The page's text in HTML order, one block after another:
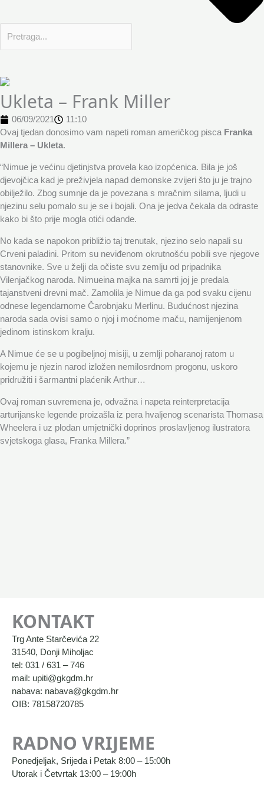
Ukleta – Frank Miller
06/09/2021
11:10
Ovaj tjedan donosimo vam napeti roman američkog pisca Franka
Millera – Ukleta.
“Nimue je većinu djetinjstva provela kao izopćenica. Bila je još
djevojčica kad je preživjela napad demonske zvijeri što ju je trajno
obilježilo. Zbog sumnje da je povezana s mračnim silama, ljudi u
njezinu selu pomalo su je se i bojali. Ona je jedva čekala da odraste
kako bi što prije mogla otići odande.
No kada se napokon približio taj trenutak, njezino selo napali su
Crveni paladini. Pritom su neviđenom okrutnošću pobili sve njegove
stanovnike. Sve u želji da očiste svu zemlju od pripadnika
Vilenjačkog naroda. Nimueina majka na samrti joj je predala
tajanstveni drevni mač. Zamolila je Nimue da ga pod svaku cijenu
odnese legendarnome Čarobnjaku Merlinu. Budućnost njezina
naroda sada ovisi samo o njoj i moćnome maču, namijenjenom
jedinom istinskom kralju.
A Nimue će se u pogibeljnoj misiji, u zemlji poharanoj ratom u
kojemu je njezin narod izložen nemilosrdnom progonu, uskoro
pridružiti i šarmantni plaćenik Arthur…
Ovaj roman suvremena je, odvažna i napeta reinterpretacija
arturijanske legende proizašla iz pera hvaljenog scenarista Thomasa
Wheelera i uz plodan umjetnički doprinos proslavljenog ilustratora
svjetskoga glasa, Franka Millera.”
KONTAKT
Trg Ante Starčevića 22
31540, Donji Miholjac
tel: 031 / 631 – 746
mail: upiti@gkgdm.hr
nabava: nabava@gkgdm.hr
OIB: 78158720785
RADNO VRIJEME
Ponedjeljak, Srijeda i Petak 8:00 – 15:00h
Utorak i Četvrtak 13:00 – 19:00h